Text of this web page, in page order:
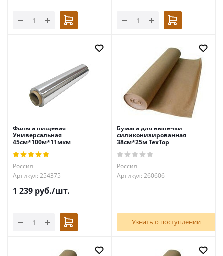
Фольга пищевая
Универсальная
45см*100м*11мкм
Россия
Артикул: 254375
1 239 руб./шт.
Бумага для выпечки
силиконизированная
38см*25м TexTop
Россия
Артикул: 260606
Узнать о поступлении